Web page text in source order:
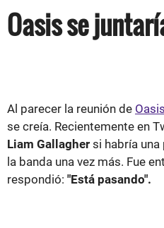
Oasis se
Al parecer la reunión de Oasis
se creía. Recientemente en
Liam Gallagher si habría
la banda una vez más. Fue
respondió: "Está pasando".